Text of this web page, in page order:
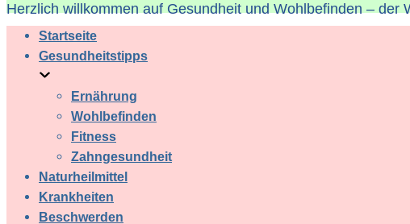
Herzlich willkommen auf Gesundheit und Wohlbefinden –
Startseite
Gesundheitstipps
Ernährung
Wohlbefinden
Fitness
Zahngesundheit
Naturheilmittel
Krankheiten
Beschwerden